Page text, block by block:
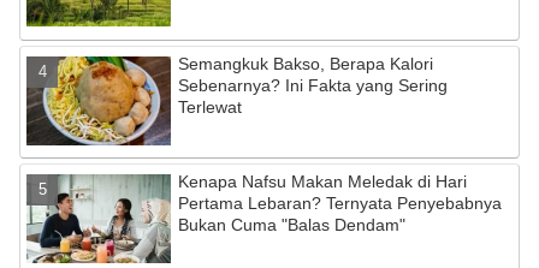
el
Semangkuk Bakso, Berapa Kalori
Sebenarnya? Ini Fakta yang Sering
Terlewat
Kenapa Nafsu Makan Meledak di Hari
Pertama Lebaran? Ternyata Penyebabnya
Bukan Cuma "Balas Dendam"